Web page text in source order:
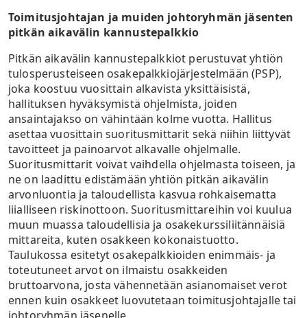
Toimitusjohtajan ja muiden johtoryhmän jäsenten
pitkän aikavälin kannustepalkkio
Pitkän aikavälin kannustepalkkiot perustuvat yhtiön
tulosperusteiseen osakepalkkiojärjestelmään (PSP),
joka koostuu vuosittain alkavista yksittäisistä,
hallituksen hyväksymistä ohjelmista, joiden
ansaintajakso on vähintään kolme vuotta. Hallitus
asettaa vuosittain suoritusmittarit sekä niihin liittyvät
tavoitteet ja painoarvot alkavalle ohjelmalle.
Suoritusmittarit voivat vaihdella ohjelmasta toiseen, ja
ne on laadittu edistämään yhtiön pitkän aikavälin
arvonluontia ja taloudellista kasvua rohkaisematta
liialliseen riskinottoon. Suoritusmittareihin voi kuulua
muun muassa taloudellisia ja osakekurssiliitännäisiä
mittareita, kuten osakkeen kokonaistuotto.
Taulukossa esitetyt osakepalkkioiden enimmäis- ja
toteutuneet arvot on ilmaistu osakkeiden
bruttoarvona, josta vähennetään asianomaiset verot
ennen kuin osakkeet luovutetaan toimitusjohtajalle tai